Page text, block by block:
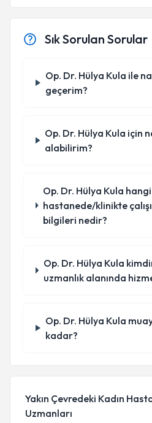
Sık Sorulan Sorular
Op. Dr. Hülya Kula ile
geçerim?
Op. Dr. Hülya Kula için
alabilirim?
Op. Dr. Hülya Kula hangi
hastanede/klinikte
bilgileri nedir?
Op. Dr. Hülya Kula
uzmanlık alanında
Op. Dr. Hülya Kula
kadar?
Yakın Çevredeki Kadın
Uzmanları